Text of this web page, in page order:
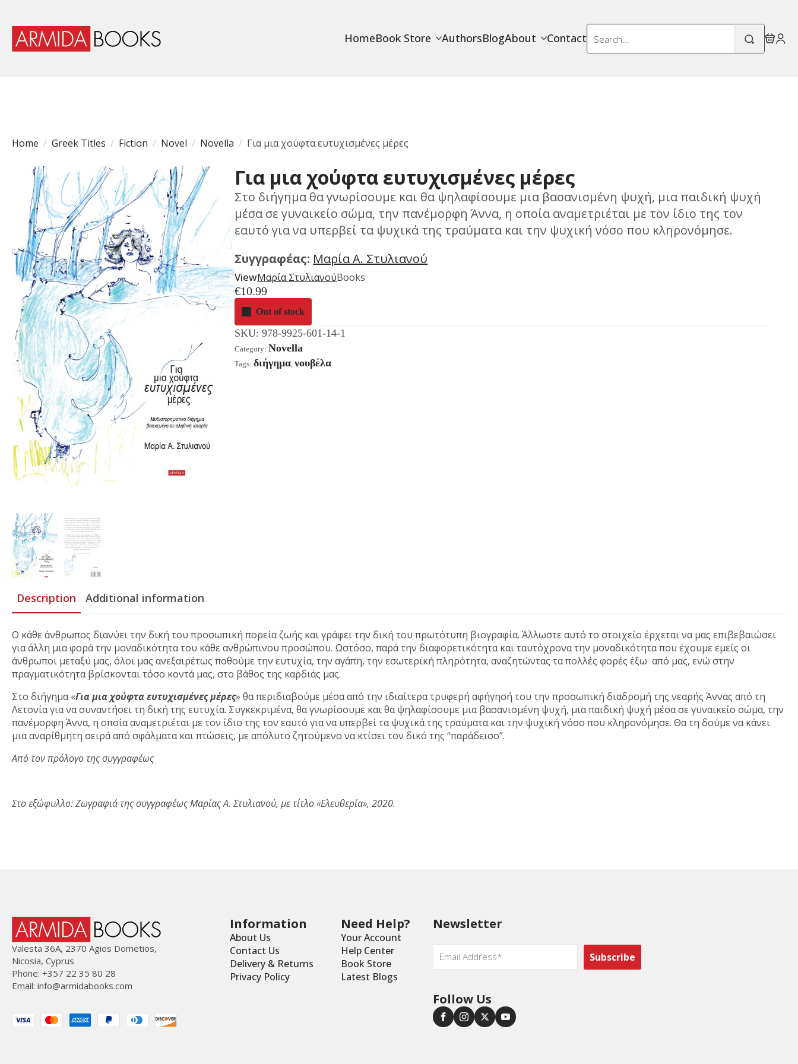
HomeBook Store AuthorsBlogAbout Contact
Search
for:
Home Greek Titles Fiction Novel Novella Για μια χούφτα ευτυχισμένες μέρες
Για μια χούφτα ευτυχισμένες μέρες
Στο διήγημα θα γνωρίσουμε και θα ψηλαφίσουμε μια βασανισμένη ψυχή, μια παιδική ψυχή
μέσα σε γυναικείο σώμα, την πανέμορφη Άννα, η οποία αναμετριέται με τον ίδιο της τον
εαυτό για να υπερβεί τα ψυχικά της τραύματα και την ψυχική νόσο που κληρονόμησε.
Συγγραφέας: Mαρία Α. Στυλιανού
ViewΜαρία ΣτυλιανούBooks
€10.99
Out of stock
SKU:978-9925-601-14-1
Category:Novella
Tags:διήγημα,νουβέλα
Description Additional information
Ο κάθε άνθρωπος διανύει την δική του προσωπική πορεία ζωής και γράφει την δική του πρωτότυπη βιογραφία. Άλλωστε αυτό το στοιχείο έρχεται να μας επιβεβαιώσει
για άλλη μια φορά την μοναδικότητα του κάθε ανθρώπινου προσώπου. Ωστόσο, παρά την διαφορετικότητα και ταυτόχρονα την μοναδικότητα που έχουμε εμείς οι
άνθρωποι μεταξύ μας, όλοι μας ανεξαιρέτως ποθούμε την ευτυχία, την αγάπη, την εσωτερική πληρότητα, αναζητώντας τα πολλές φορές έξω από μας, ενώ στην
πραγματικότητα βρίσκονται τόσο κοντά μας, στο βάθος της καρδιάς μας.
Στο διήγημα «Για μια χούφτα ευτυχισμένες μέρες» θα περιδιαβούμε μέσα από την ιδιαίτερα τρυφερή αφήγησή του την προσωπική διαδρομή της νεαρής Άννας από τη
Λετονία για να συναντήσει τη δική της ευτυχία. Συγκεκριμένα, θα γνωρίσουμε και θα ψηλαφίσουμε μια βασανισμένη ψυχή, μια παιδική ψυχή μέσα σε γυναικείο σώμα, την
πανέμορφη Άννα, η οποία αναμετριέται με τον ίδιο της τον εαυτό για να υπερβεί τα ψυχικά της τραύματα και την ψυχική νόσο που κληρονόμησε. Θα τη δούμε να κάνει
μια αναρίθμητη σειρά από σφάλματα και πτώσεις, με απόλυτο ζητούμενο να κτίσει τον δικό της “παράδεισο”.
Από τον πρόλογο της συγγραφέως
Στο εξώφυλλο:Ζωγραφιά της συγγραφέωςΜαρίας Α. Στυλιανού, με τίτλο «Ελευθερία», 2020.
Valesta 36Α, 2370 Agios Dometios,
Nicosia, Cyprus
Phone: +357 22 35 80 28
Email: info@armidabooks.com
Information
About Us
Contact Us
Delivery & Returns
Privacy Policy
Need Help?
Your Account
Help Center
Book Store
Latest Blogs
Newsletter
Email
Follow Us